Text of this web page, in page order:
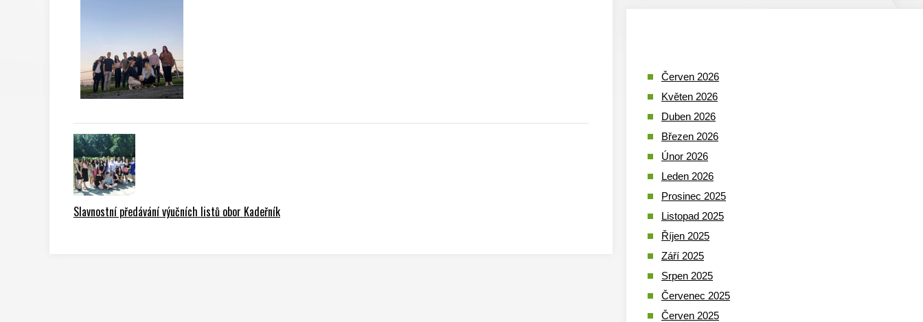
Slavnostní předávání výučních listů obor Kadeřník
Červen 2026
Květen 2026
Duben 2026
Březen 2026
Únor 2026
Leden 2026
Prosinec 2025
Listopad 2025
Říjen 2025
Září 2025
Srpen 2025
Červenec 2025
Červen 2025